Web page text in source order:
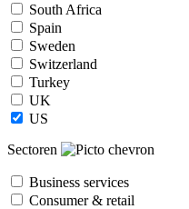
South Africa
Spain
Sweden
Switzerland
Turkey
UK
US
Sectoren
Business services
Consumer & retail